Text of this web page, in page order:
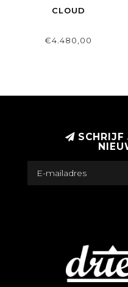
CLOUD
€4.480,00
SCHRIJF